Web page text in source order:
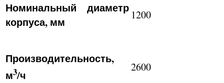
Номинальный диаметр
корпуса, мм
1200
Производительность,
м3/ч
2600